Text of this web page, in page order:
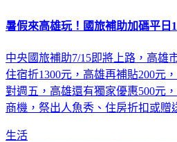
暑假來高雄玩！國旅補助加碼平
中央國旅補助7/15即將上路，高雄
住宿折1300元，高雄再補貼200元
對週五，高雄還有獨家優惠500元
商機，祭出人魚秀、住房折扣或贈
生活